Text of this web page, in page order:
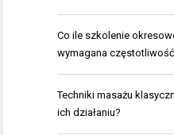
Co ile szkolenie
wymagana
Techniki masażu
ich działaniu?